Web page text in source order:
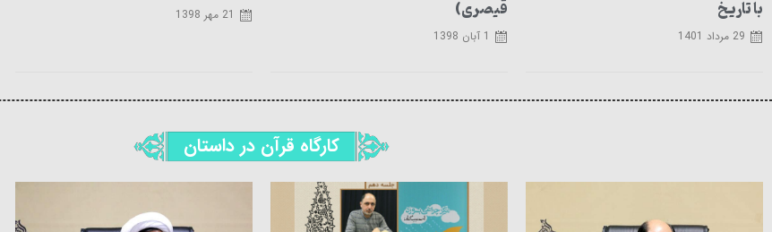
با تاریخ
29 مرداد 1401
قیصری)
1 آبان 1398
21 مهر 1398
کارگاه قرآن در داستان